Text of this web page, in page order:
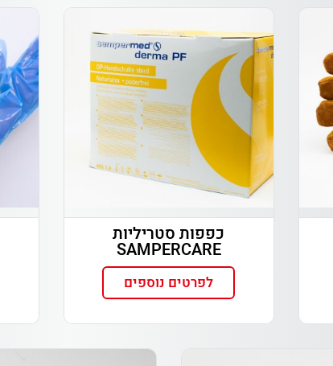
כפפות סטריליות
SAMPERCARE
לפרטים נוספים